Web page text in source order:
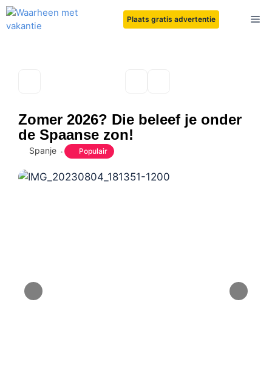
Ga
naar
Plaats gratis advertentie
Zomer 2026? Die beleef je onder
de Spaanse zon!
Spanje Populair